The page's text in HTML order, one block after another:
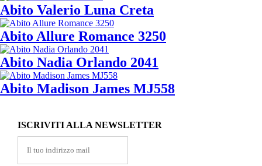
Abito Valerio Luna Creta
Abito Allure Romance 3250
Abito Nadia Orlando 2041
Abito Madison James MJ558
ISCRIVITI ALLA NEWSLETTER